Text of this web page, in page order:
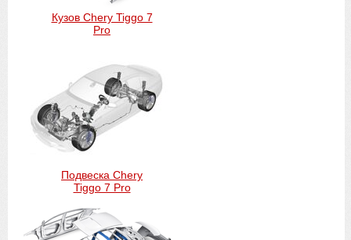
Кузов Chery Tiggo 7
Pro
Подвеска Chery
Tiggo 7 Pro